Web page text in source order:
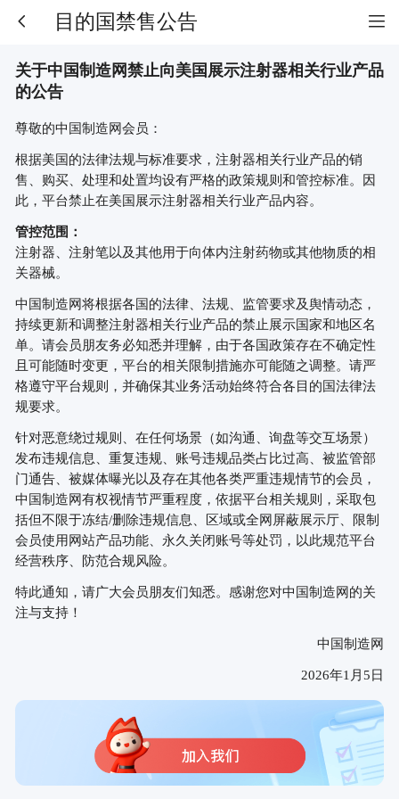
目的国禁售公告
关于中国制造网禁止向美国展示注射器相关行业产品
的公告
尊敬的中国制造网会员：
根据美国的法律法规与标准要求，注射器相关行业产品的销
售、购买、处理和处置均设有严格的政策规则和管控标准。
因
此， 平台禁止在美国展示注射器相关行业产品内容。
管控范围：
注射器、注射笔以及其他用于向体内注射药物或其他物质的相
关器械。
中国制造网将根据各国的法律、法规、监管要求及舆情动态，
持续更新和调整注射器相关行业产品的禁止展示国家和地区名
单。请会员朋友务必知悉并理解，由于各国政策存在不确定性
且可能随时变更，平台的相关限制措施亦可能随之调整。请严
格遵守平台规则，并确保其业务活动始终符合各目的国法律法
规要求。
针对恶意绕过规则、在任何场景（如沟通、询盘等交互场景）
发布违规信息、重复违规、账号违规品类占比过高、被监管部
门通告、被媒体曝光以及存在其他各类严重违规情节的会员，
中国制造网有权视情节严重程度，依据平台相关规则，采取包
括但不限于冻结/删除违规信息、区域或全网屏蔽展示厅、限制
会员使用网站产品功能、永久关闭账号等处罚，以此规范平台
经营秩序、防范合规风险。
特此通知，请广大会员朋友们知悉。感谢您对中国制造网的关
注与支持！
中国制造网
2026年1月5 日